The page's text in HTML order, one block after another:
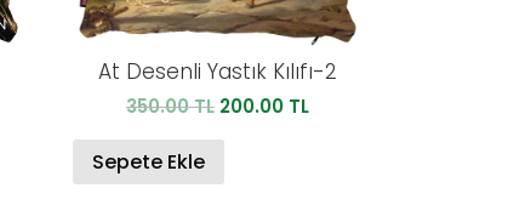
At Desenli Yastık Kılıfı-2
350.00TL Orijinal
200.00 TLŞu
Sepete Ekle